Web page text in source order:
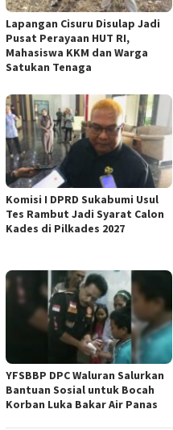
Lapangan Cisuru Disulap Jadi
Pusat Perayaan HUT RI,
Mahasiswa KKM dan Warga
Satukan Tenaga
Komisi I DPRD Sukabumi Usul
Tes Rambut Jadi Syarat Calon
Kades di Pilkades 2027
YFSBBP DPC Waluran Salurkan
Bantuan Sosial untuk Bocah
Korban Luka Bakar Air Panas